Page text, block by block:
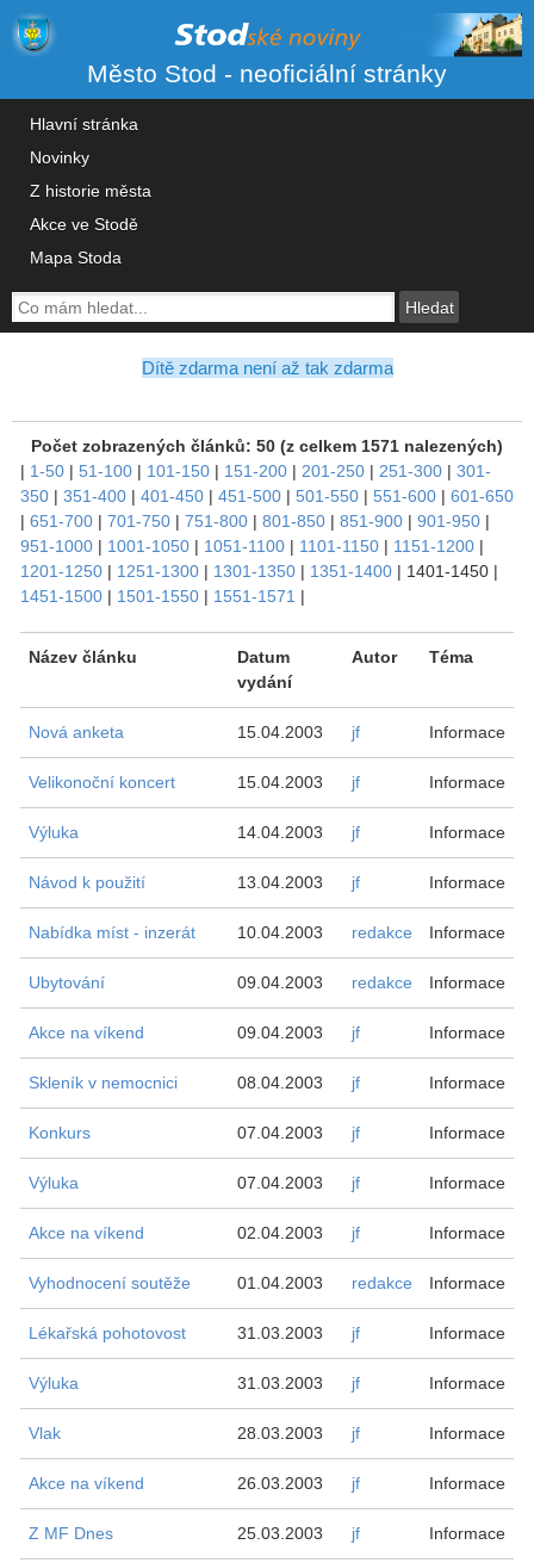
Město Stod - neoficiální stránky
Hlavní stránka
Novinky
Z historie města
Akce ve Stodě
Mapa Stoda
Dítě zdarma není až tak zdarma
Počet zobrazených článků: 50 (z celkem 1571 nalezených)
| 1-50 | 51-100 | 101-150 | 151-200 | 201-250 | 251-300 | 301-
350 | 351-400 | 401-450 | 451-500 | 501-550 | 551-600 | 601-650
| 651-700 | 701-750 | 751-800 | 801-850 | 851-900 | 901-950 |
951-1000 | 1001-1050 | 1051-1100 | 1101-1150 | 1151-1200 |
1201-1250 | 1251-1300 | 1301-1350 | 1351-1400 | 1401-1450 |
1451-1500 | 1501-1550 | 1551-1571 |
Název článku
Datum
vydání
Autor Téma
Nová anketa 15.04.2003 jf Informace
Velikonoční koncert 15.04.2003 jf Informace
Výluka 14.04.2003 jf Informace
Návod k použití 13.04.2003 jf Informace
Nabídka míst - inzerát 10.04.2003 redakce Informace
Ubytování 09.04.2003 redakce Informace
Akce na víkend 09.04.2003 jf Informace
Skleník v nemocnici 08.04.2003 jf Informace
Konkurs 07.04.2003 jf Informace
Výluka 07.04.2003 jf Informace
Akce na víkend 02.04.2003 jf Informace
Vyhodnocení soutěže 01.04.2003 redakce Informace
Lékařská pohotovost 31.03.2003 jf Informace
Výluka 31.03.2003 jf Informace
Vlak 28.03.2003 jf Informace
Akce na víkend 26.03.2003 jf Informace
Z MF Dnes 25.03.2003 jf Informace